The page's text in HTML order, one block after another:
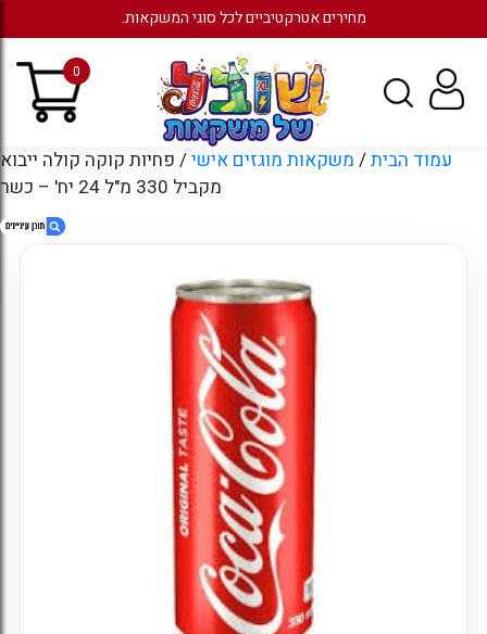
יח' – כשר
מחירים אטרקטיביים לכל סוגי המשקאות.
0
עמוד הבית/ משקאות מוגזים אישי/ פחיות קוקה קולה ייבוא
מקביל 330 מ"ל 24 יח' – כשר